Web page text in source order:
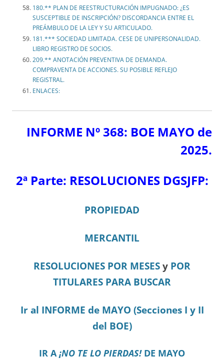
180.** PLAN DE REESTRUCTURACIÓN IMPUGNADO: ¿ES
SUSCEPTIBLE DE INSCRIPCIÓN? DISCORDANCIA ENTRE EL
PREÁMBULO DE LA LEY Y SU ARTICULADO.
181.*** SOCIEDAD LIMITADA. CESE DE UNIPERSONALIDAD.
LIBRO REGISTRO DE SOCIOS.
209.** ANOTACIÓN PREVENTIVA DE DEMANDA.
COMPRAVENTA DE ACCIONES. SU POSIBLE REFLEJO
REGISTRAL.
ENLACES:
INFORME Nº 368: BOE MAYO de
2025.
2ª Parte: RESOLUCIONES DGSJFP:
PROPIEDAD
MERCANTIL
RESOLUCIONES POR MESES y POR
TITULARES PARA BUSCAR
Ir al INFORME de MAYO (Secciones I y II
del BOE)
IR A¡NO TE LO PIERDAS!DE MAYO